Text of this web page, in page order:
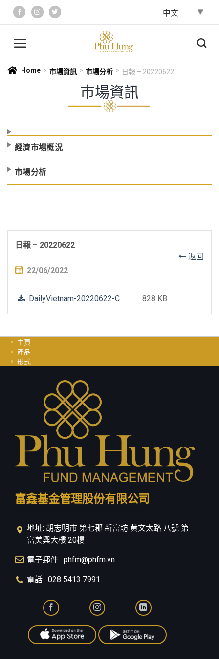
content
Home > 市場資訊 > 市場分析 > 日報 – 20220622
市場資訊
經濟市場概況
市場分析
日報 – 20220622
返回
22/06/2022
DailyVietnam-20220622-C 828 KB
主頁
產品
形式
隱私政策
富鑫基金管理股份有限公司
地址: 胡志明市 第七郡 新富坊 黄文太路 八號 第
富美興大樓 20樓
電子郵件 : phfm@phfm.vn
電話 : 028 5413 7991